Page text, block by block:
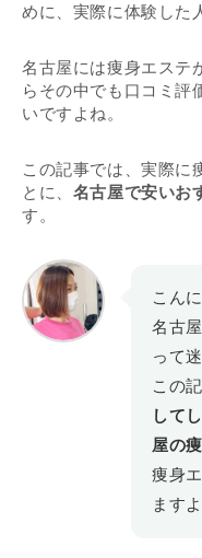
めに、実際に体験した
名古屋には痩身エステ
らその中でも口コミ評
いですよね。
この記事では、実際に
とに、 名古屋で安いお
す。
こん
名古
って
この
して
屋の
痩身
ます